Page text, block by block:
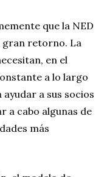
que la NED
gran retorno. La
en el
a lo largo
a sus socios
a cabo algunas de
más